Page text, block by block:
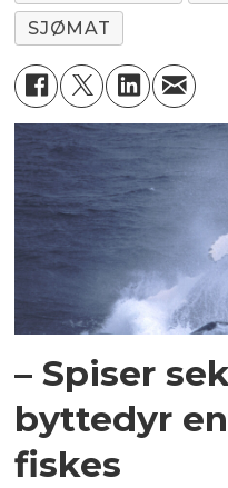
SJØMAT
– Spiser
byttedyr
fiskes